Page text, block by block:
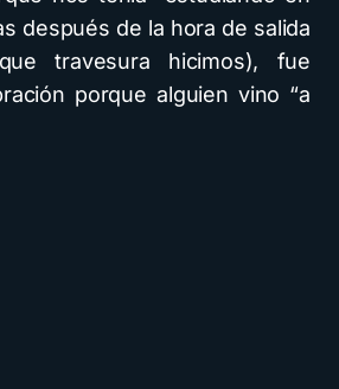
después de la hora de salida
travesura hicimos), fue
porque alguien vino “a